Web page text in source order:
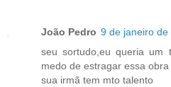
João Pedro 9 de janeiro de
seu sortudo,eu queria um
medo de estragar essa
sua irmã tem mto talento